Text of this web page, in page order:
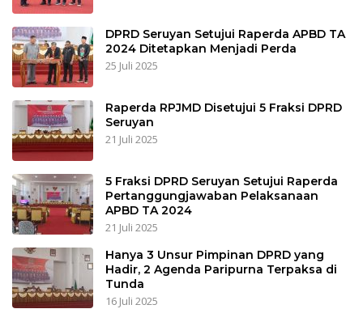
DPRD Seruyan Setujui Raperda APBD TA
2024 Ditetapkan Menjadi Perda
25 Juli 2025
Raperda RPJMD Disetujui 5 Fraksi DPRD
Seruyan
21 Juli 2025
5 Fraksi DPRD Seruyan Setujui Raperda
Pertanggungjawaban Pelaksanaan
APBD TA 2024
21 Juli 2025
Hanya 3 Unsur Pimpinan DPRD yang
Hadir, 2 Agenda Paripurna Terpaksa di
Tunda
16 Juli 2025